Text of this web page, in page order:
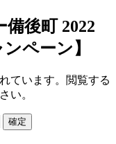
後町 2022
ペーン】
ています。閲覧する
い。